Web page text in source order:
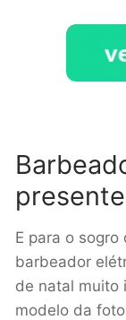
E para o
barbeador
de natal muito
modelo da